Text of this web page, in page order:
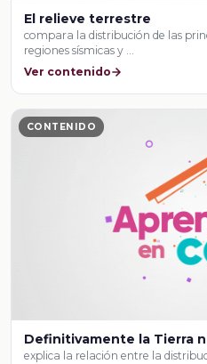
El relieve terrestre
compara la distribución de las
regiones sísmicas y …
Ver contenido
CONTENIDO
Definitivamente la Tierra
explica la relación entre la